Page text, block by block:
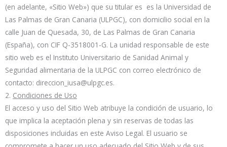
(en adelante, «Sitio Web») que su titular es es la Universidad de
Las Palmas de Gran Canaria (ULPGC), con domicilio social en la
calle Juan de Quesada, 30, de Las Palmas de Gran Canaria
(España), con CIF Q-3518001-G. La unidad responsable de este
sitio web es el Instituto Universitario de Sanidad Animal y
Seguridad alimentaria de la ULPGC con correo electrónico de
contacto: direccion_iusa@ulpgc.es.
2. Condiciones de Uso
El acceso y uso del Sitio Web atribuye la condición de usuario, lo
que implica la aceptación plena y sin reservas de todas las
disposiciones incluidas en este Aviso Legal. El usuario se